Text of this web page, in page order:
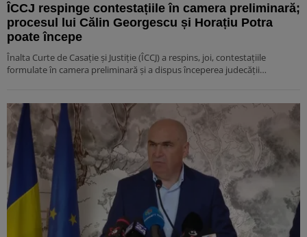
ÎCCJ respinge contestațiile în camera preliminară;
procesul lui Călin Georgescu și Horațiu Potra
poate începe
Înalta Curte de Casație și Justiție (ÎCCJ) a respins, joi, contestațiile
formulate în camera preliminară și a dispus începerea judecății…